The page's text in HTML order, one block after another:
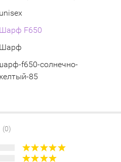
unisex
Шарф F650
Шарф
f650-солнечно-
85
(0)